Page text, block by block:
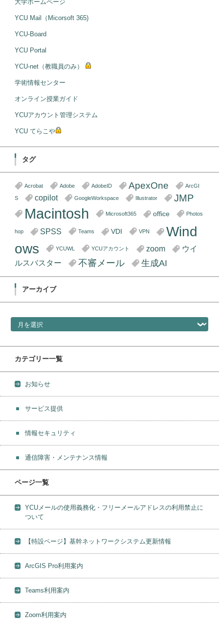
大学ホームページ
YCU Mail（Micorsoft 365)
YCU-Board
YCU Portal
YCU-net（教職員のみ）
学術情報センター
オンライン授業ガイド
YCUアカウント管理システム
YCU てらこや
タグ
Acrobat Adobe AdobeID ApexOne ArcGI
S copilot GoogleWorkspace Illustrator JMP
Macintosh Microsoft365 office Photos
hop SPSS Teams VDI VPN
Wind
ows
YCUWL YCUアカウント zoom
ウイ
ルスバスター
不審メール 生成AI
アーカイブ
カテゴリー一覧
お知らせ
サービス提供
情報セキュリティ
通信障害・メンテナンス情報
ページ一覧
YCUメールの使用義務化・フリーメールアドレスの利用禁止に
ついて
【特設ページ】基幹ネットワークシステム更新情報
ArcGIS Pro利用案内
Teams利用案内
Zoom利用案内